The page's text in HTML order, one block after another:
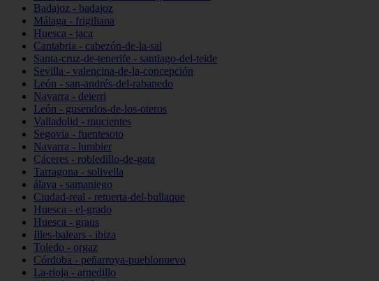
Badajoz - badajoz
Málaga - frigiliana
Huesca - jaca
Cantabria - cabezón-de-la-sal
Santa-cruz-de-tenerife - santiago-del-teide
Sevilla - valencina-de-la-concepción
León - san-andrés-del-rabanedo
Navarra - deierri
León - gusendos-de-los-oteros
Valladolid - mucientes
Segovia - fuentesoto
Navarra - lumbier
Cáceres - robledillo-de-gata
Tarragona - solivella
álava - samaniego
Ciudad-real - retuerta-del-bullaque
Huesca - el-grado
Huesca - graus
Illes-balears - ibiza
Toledo - orgaz
Córdoba - peñarroya-pueblonuevo
La-rioja - arnedillo